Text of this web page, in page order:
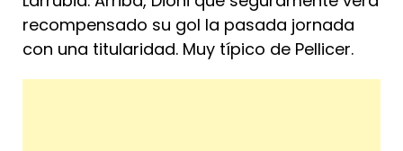
recompensado su gol la pasada jornada
con una titularidad. Muy típico de Pellicer.